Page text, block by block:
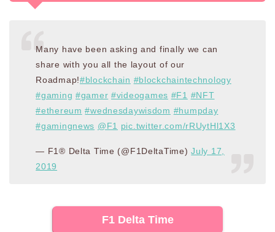
Many have been asking and finally we can
share with you all the layout of our
Roadmap!#blockchain #blockchaintechnology
#gaming #gamer #videogames #F1 #NFT
#ethereum #wednesdaywisdom #humpday
#gamingnews @F1 pic.twitter.com/rRUytHl1X3
— F1® Delta Time (@F1DeltaTime)July 17,
2019
F1 Delta Time